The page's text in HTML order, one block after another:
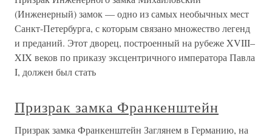
(Инженерный) замок — одно из самых необычных мест
Санкт-Петербурга, с которым связано множество легенд
и преданий. Этот дворец, построенный на рубеже XVIII–
XIX веков по приказу эксцентричного императора Павла
I, должен был стать
Призрак замка Франкенштейн
Призрак замка Франкенштейн Заглянем в Германию, на